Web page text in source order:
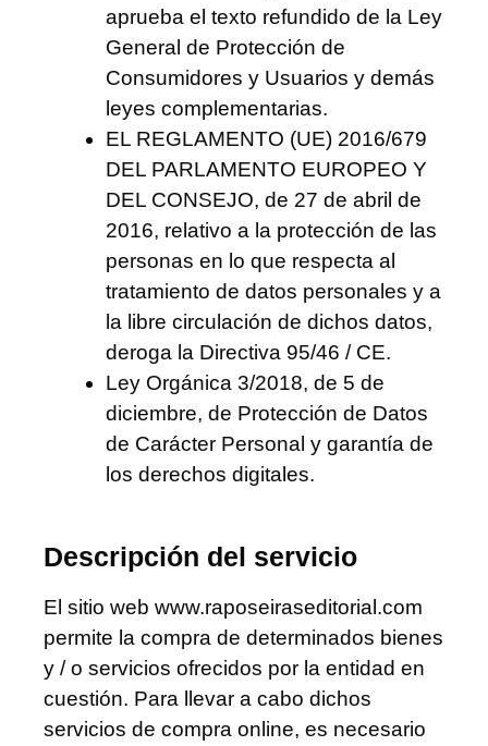
aprueba el texto refundido de la Ley
General de Protección de
Consumidores y Usuarios y demás
leyes complementarias.
EL REGLAMENTO (UE) 2016/679
DEL PARLAMENTO EUROPEO Y
DEL CONSEJO, de 27 de abril de
2016, relativo a la protección de las
personas en lo que respecta al
tratamiento de datos personales y a
la libre circulación de dichos datos,
deroga la Directiva 95/46 / CE.
Ley Orgánica 3/2018, de 5 de
diciembre, de Protección de Datos
de Carácter Personal y garantía de
los derechos digitales.
Descripción del servicio
El sitio web www.raposeiraseditorial.com
permite la compra de determinados bienes
y / o servicios ofrecidos por la entidad en
cuestión. Para llevar a cabo dichos
servicios de compra online, es necesario